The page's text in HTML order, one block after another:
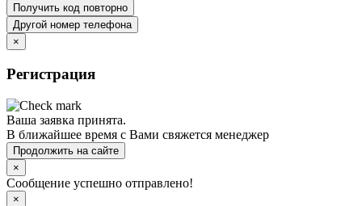
Получить код повторно
Другой номер телефона
×
Регистрация
Ваша заявка принята.
В ближайшее время с Вами свяжется менеджер
Продолжить на сайте
×
Сообщение успешно отправлено!
×